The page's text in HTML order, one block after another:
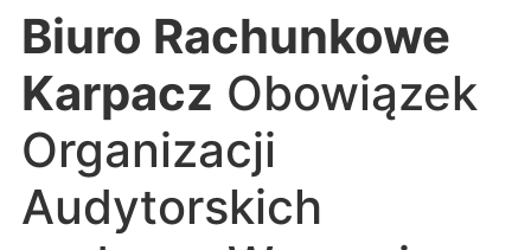
Biuro Rachunkowe
Karpacz Obowiązek
Organizacji
Audytorskich